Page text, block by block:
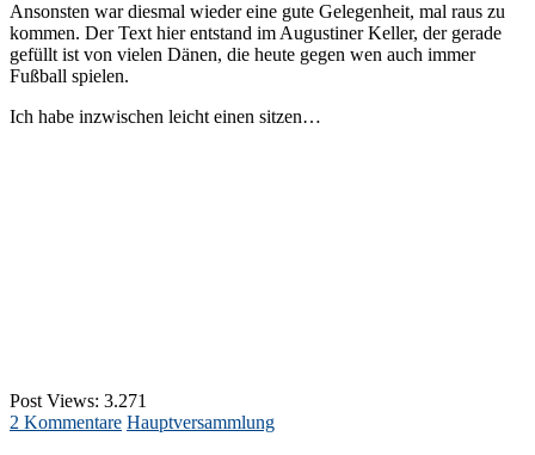
Ansonsten war diesmal wieder eine gute Gelegenheit, mal raus zu
kommen. Der Text hier entstand im Augustiner Keller, der gerade
gefüllt ist von vielen Dänen, die heute gegen wen auch immer
Fußball spielen.
Ich habe inzwischen leicht einen sitzen…
Post Views: 3.271
2 Kommentare Hauptversammlung